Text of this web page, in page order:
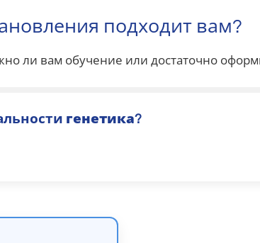
подходит вам?
ли вам обучение или достаточно
генетика?